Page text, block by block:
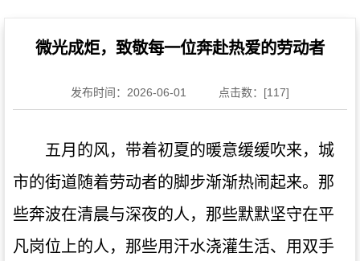
微光成炬，致敬每一位奔赴热爱的劳动者
发布时间：2026-06-01 点击数：[117]
五月的风，带着初夏的暖意缓缓吹来，城
市的街道随着劳动者的脚步渐渐热闹起来。那
些奔波在清晨与深夜的人，那些默默坚守在平
凡岗位上的人，那些用汗水浇灌生活、用双手